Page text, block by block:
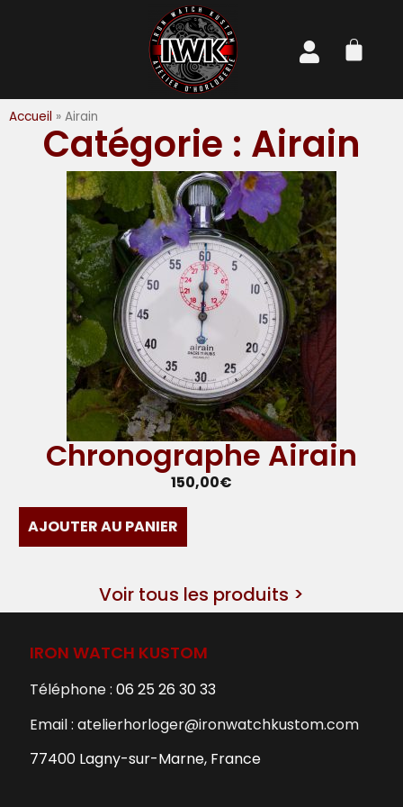
Accueil » Airain
Catégorie : Airain
Chronographe Airain
150,00€
AJOUTER AU PANIER
Voir tous les produits >
IRON WATCH KUSTOM
Téléphone : 06 25 26 30 33
Email : atelierhorloger@ironwatchkustom.com
77400 Lagny-sur-Marne, France